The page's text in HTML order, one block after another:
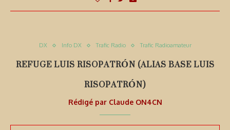
DX Info DX Trafic Radio Trafic Radioamateur
REFUGE LUIS RISOPATRÓN (ALIAS BASE LUIS
RISOPATRÓN)
Rédigé par Claude ON4CN